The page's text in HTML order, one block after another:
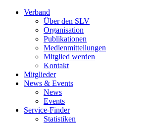
Verband
Über den SLV
Organisation
Publikationen
Medienmitteilungen
Mitglied werden
Kontakt
Mitglieder
News & Events
News
Events
Service-Finder
Statistiken